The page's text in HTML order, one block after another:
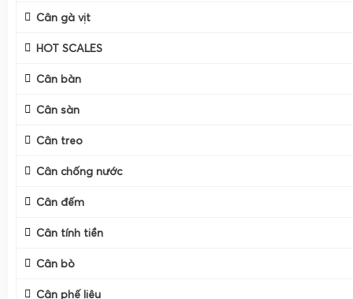
Cân gà vịt
HOT SCALES
Cân bàn
Cân sàn
Cân treo
Cân chống nước
Cân đếm
Cân tính tiền
Cân bò
Cân phế liệu